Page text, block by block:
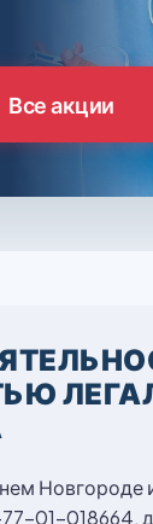
Все акции
Новгороде
01-018664,